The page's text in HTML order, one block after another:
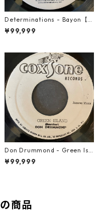
Determinations - Bayon【7-
21865】
¥99,999
Don Drummond - Green Isl
and【7-22018】
¥99,999
商品